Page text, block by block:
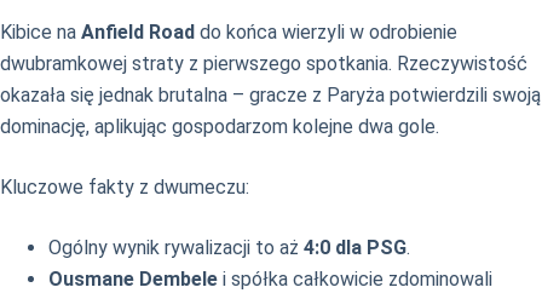
Kibice na Anfield Road do końca wierzyli w odrobienie
dwubramkowej straty z pierwszego spotkania. Rzeczywistość
okazała się jednak brutalna – gracze z Paryża potwierdzili swoją
dominację, aplikując gospodarzom kolejne dwa gole.
Kluczowe fakty z dwumeczu:
Ogólny wynik rywalizacji to aż 4:0 dla PSG.
Ousmane Dembele i spółka całkowicie zdominowali